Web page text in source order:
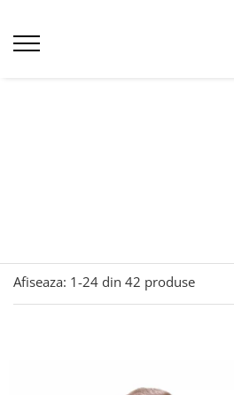
Afiseaza: 1-24 din 42 produse